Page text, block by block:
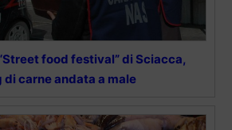
food festival” di Sciacca,
carne andata a male